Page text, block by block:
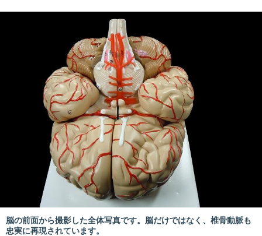
脳の前面から撮影した全体写真です。脳だけではなく、椎骨動脈も
忠実に再現されています。